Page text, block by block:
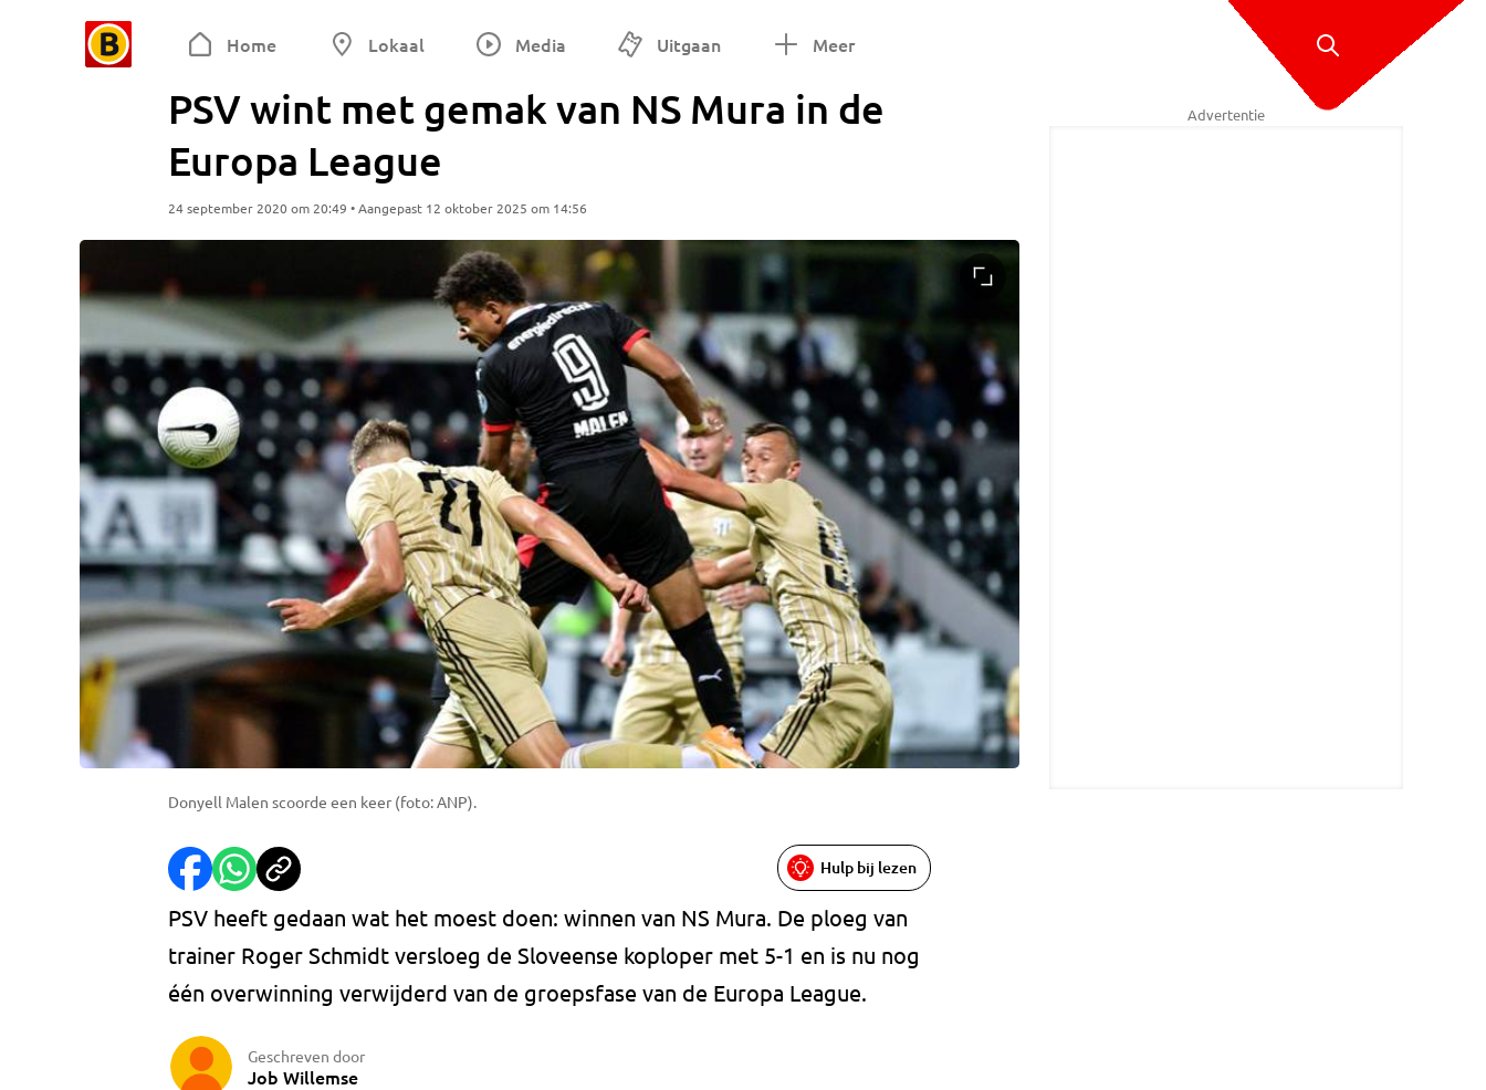
Home Lokaal Media Uitgaan Meer
PSV wint met gemak van NS Mura in de
Europa League
24 september 2020 om 20:49 • Aangepast 12 oktober 2025 om 14:56
Donyell Malen scoorde een keer (foto: ANP).
Hulp bij lezen
PSV heeft gedaan wat het moest doen: winnen van NS Mura. De ploeg van
trainer Roger Schmidt versloeg de Sloveense koploper met 5-1 en is nu nog
één overwinning verwijderd van de groepsfase van de Europa League.
Geschreven door
Job Willemse
Advertentie